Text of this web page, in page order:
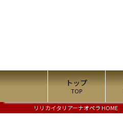
トップ
TOP
リリカイタリアーナオペラ HOME